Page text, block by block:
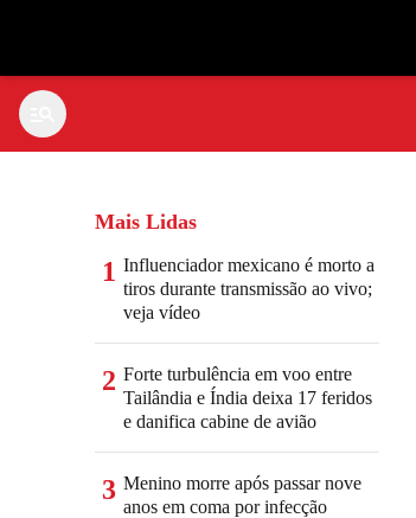
Mais Lidas
1 Influenciador mexicano é morto a
tiros durante transmissão ao vivo;
veja vídeo
2 Forte turbulência em voo entre
Tailândia e Índia deixa 17 feridos
e danifica cabine de avião
3 Menino morre após passar nove
anos em coma por infecção